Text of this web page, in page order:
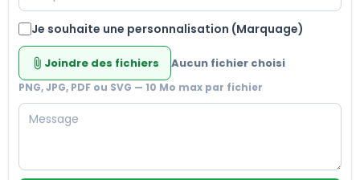
Je souhaite une personnalisation (Marquage)
attach_file Joindre des fichiers Aucun fichier choisi
PNG, JPG, PDF ou SVG — 10 Mo max par fichier